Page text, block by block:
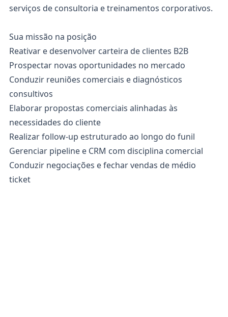
serviços de consultoria e treinamentos corporativos.
Sua missão na posição
Reativar e desenvolver carteira de clientes B2B
Prospectar novas oportunidades no mercado
Conduzir reuniões comerciais e diagnósticos
consultivos
Elaborar propostas comerciais alinhadas às
necessidades do cliente
Realizar follow-up estruturado ao longo do funil
Gerenciar pipeline e CRM com disciplina comercial
Conduzir negociações e fechar vendas de médio
ticket